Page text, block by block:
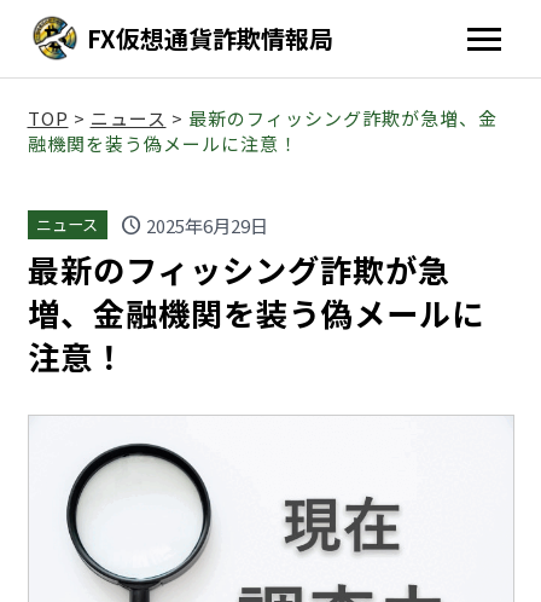
FX仮想通貨詐欺情報局
TOP > ニュース > 最新のフィッシング詐欺が急増、金
融機関を装う偽メールに注意！
ニュース schedule 2025年6月29日
最新のフィッシング詐欺が急
増、金融機関を装う偽メールに
注意！